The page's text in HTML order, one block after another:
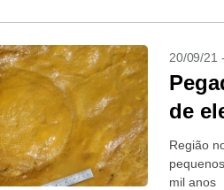
20/09/21
de
Região
mil anos